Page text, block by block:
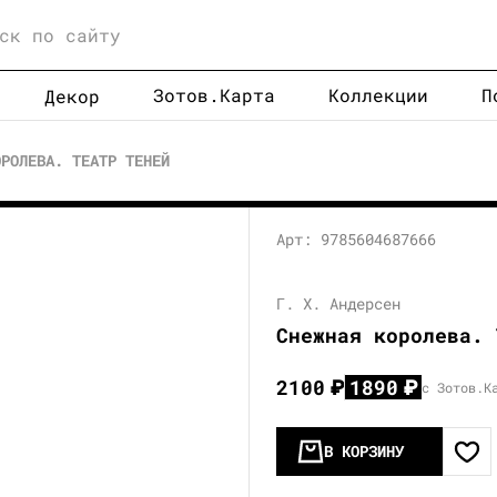
Декор Зотов.Карта Коллекции
ТЕАТР ТЕНЕЙ
Арт: 9785604687666
Г. Х. Андерсен
Снежная королева.
2100₽ 1890₽ с
В КОРЗИНУ